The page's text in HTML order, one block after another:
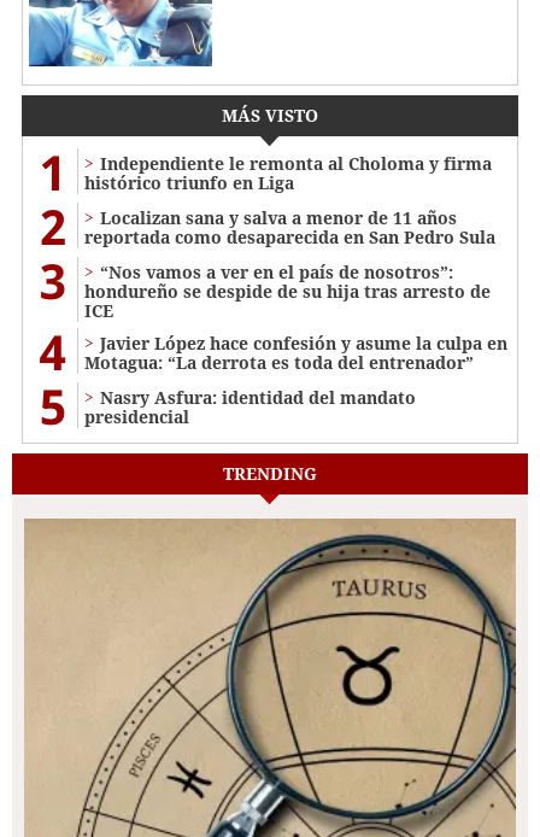
MÁS VISTO
1
Independiente le remonta al Choloma y firma
histórico triunfo en Liga
2
Localizan sana y salva a menor de 11 años
reportada como desaparecida en San Pedro Sula
3
“Nos vamos a ver en el país de nosotros”:
hondureño se despide de su hija tras arresto de
ICE
4
Javier López hace confesión y asume la culpa en
Motagua: “La derrota es toda del entrenador”
5
Nasry Asfura: identidad del mandato
presidencial
TRENDING